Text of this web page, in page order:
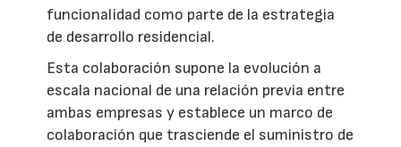
funcionalidad como parte de la estrategia
de desarrollo residencial.
Esta colaboración supone la evolución a
escala nacional de una relación previa entre
ambas empresas y establece un marco de
colaboración que trasciende el suministro de